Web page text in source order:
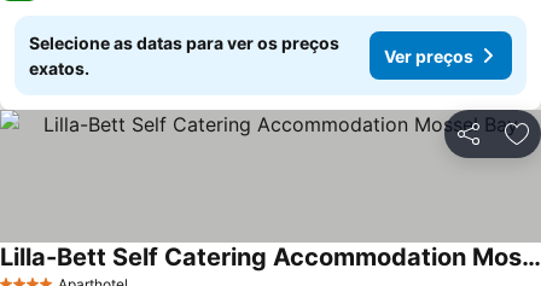
Selecione as datas para ver os preços
exatos.
Ver preços
Partilhar
Lilla-Bett Self Catering Accommodation Mossel Bay